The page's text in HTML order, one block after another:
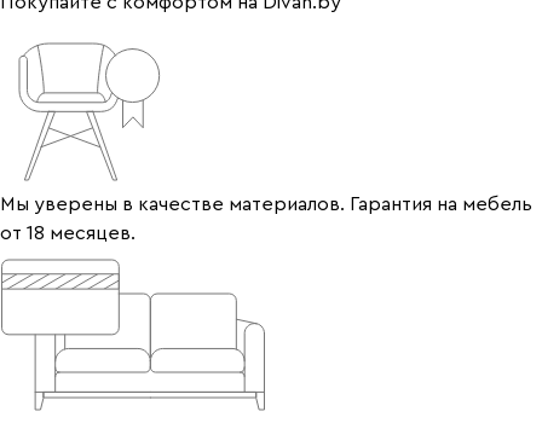
Мы уверены в качестве материалов. Гарантия на мебель
от 18 месяцев.